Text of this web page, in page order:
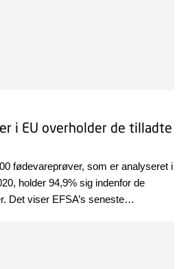
i EU overholder de tilladte
fødevareprøver, som er analyseret i
holder 94,9% sig indenfor de
Det viser EFSA’s seneste